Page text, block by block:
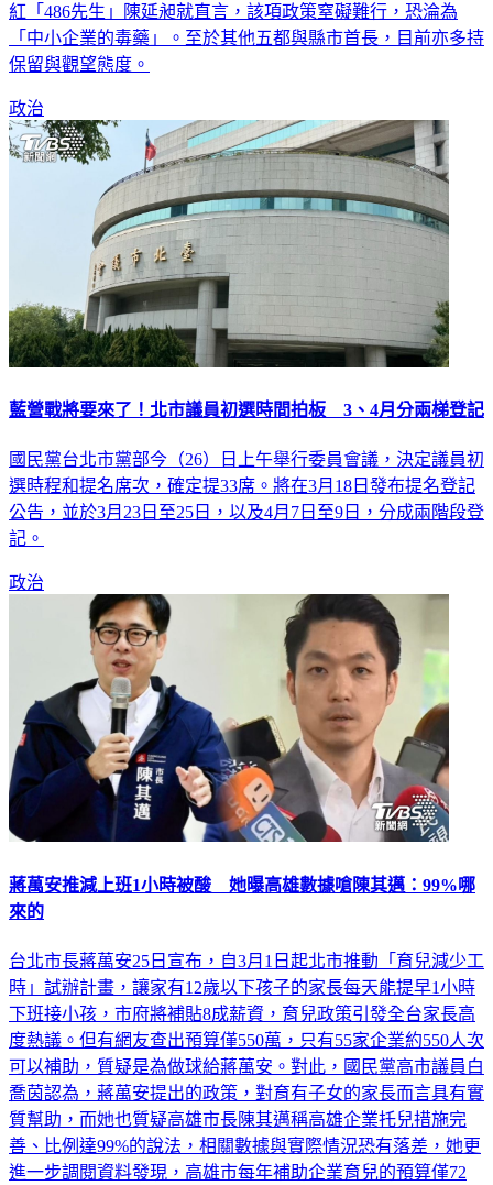
紅「486先生」陳延昶就直言，該項政策窒礙難行，恐淪為
「中小企業的毒藥」。至於其他五都與縣市首長，目前亦多持
保留與觀望態度。
政治
藍營戰將要來了！北市議員初選時間拍板 3、4月分兩梯登記
國民黨台北市黨部今（26）日上午舉行委員會議，決定議員初
選時程和提名席次，確定提33席。將在3月18日發布提名登記
公告，並於3月23日至25日，以及4月7日至9日，分成兩階段登
記。
政治
蔣萬安推減上班1小時被酸 她曝高雄數據嗆陳其邁：99%哪
來的
台北市長蔣萬安25日宣布，自3月1日起北市推動「育兒減少工
時」試辦計畫，讓家有12歲以下孩子的家長每天能提早1小時
下班接小孩，市府將補貼8成薪資，育兒政策引發全台家長高
度熱議。但有網友查出預算僅550萬，只有55家企業約550人次
可以補助，質疑是為做球給蔣萬安。對此，國民黨高市議員白
喬茵認為，蔣萬安提出的政策，對育有子女的家長而言具有實
質幫助，而她也質疑高雄市長陳其邁稱高雄企業托兒措施完
善、比例達99%的說法，相關數據與實際情況恐有落差，她更
進一步調閱資料發現，高雄市每年補助企業育兒的預算僅72